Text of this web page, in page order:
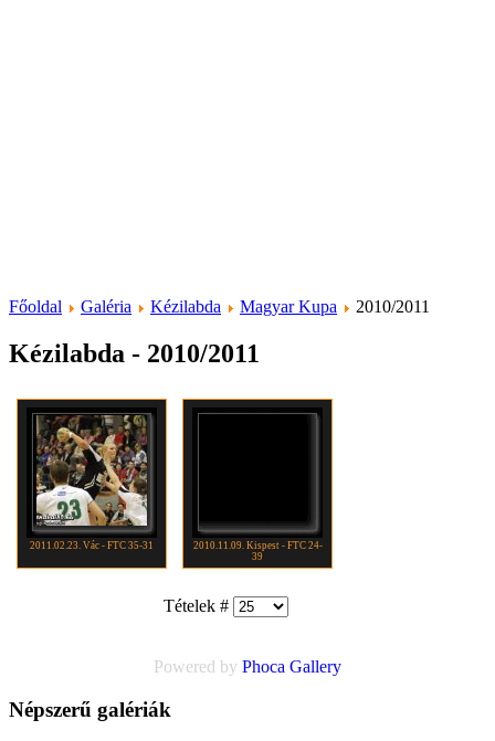
Főoldal Galéria Kézilabda Magyar Kupa 2010/2011
Kézilabda - 2010/2011
2011.02.23. Vác - FTC 35-31
2010.11.09. Kispest - FTC 24-
39
Tételek #
Powered by Phoca Gallery
Népszerű galériák